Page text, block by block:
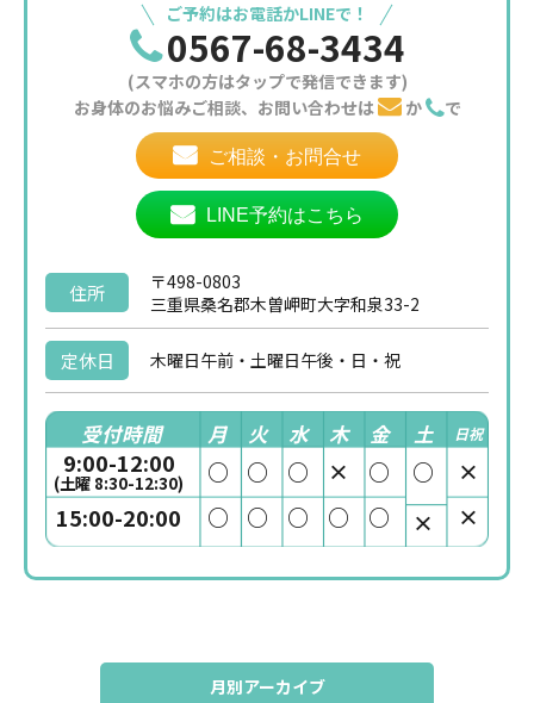
ご予約はお電話かLINEで！
0567-68-3434
(スマホの方はタップで発信できます)
お身体のお悩みご相談、お問い合わせは
か で
ご相談・お問合せ
LINE予約はこちら
住所
〒498-0803
三重県桑名郡木曽岬町大字和泉33-2
定休日 木曜日午前・土曜日午後・日・祝
受付時間 月 火 水 木 金 土 日祝
9:00-12:00
(土曜 8:30-12:30) ○ ○ ○ × ○ ○
×
15:00-20:00
○ ○ ○ ○ ○ × ×
月別アーカイブ